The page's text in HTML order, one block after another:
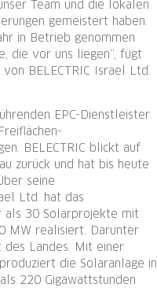
Team und die lokalen
gemeistert haben.
in Betrieb genommen
die vor uns liegen“, fügt
BELECTRIC Israel Ltd.
EPC-Dienstleister
BELECTRIC blickt auf
zurück und hat bis heute
seine
Ltd. hat das
als 30 Solarprojekte mit
MW realisiert. Darunter
des Landes. Mit einer
die Solaranlage in
220 Gigawattstunden